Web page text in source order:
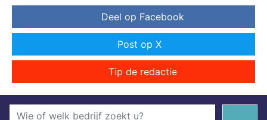
Deel op Facebook
Post op X
Tip de redactie